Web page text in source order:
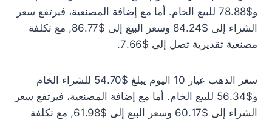
و$78.88 للبيع الخام. أما مع إضافة المصنعية، فيرتفع سعر
الشراء إلى $84.24 وسعر البيع إلى $86.77, مع تكلفة
مصنعية تقديرية تصل إلى $7.66.
سعر الذهب عيار 10 اليوم يبلغ $54.70 للشراء الخام
و$56.34 للبيع الخام. أما مع إضافة المصنعية، فيرتفع سعر
الشراء إلى $60.17 وسعر البيع إلى $61.98, مع تكلفة